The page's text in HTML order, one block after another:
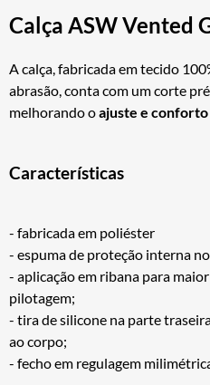
Calça ASW Vented
A calça, fabricada em tecido
abrasão, conta com um corte
melhorando oajuste e conforto
Características
- fabricada em poliéster
- espuma de proteção interna
- aplicação em ribana para
pilotagem;
- tira de silicone na parte
ao corpo;
- fecho em regulagem